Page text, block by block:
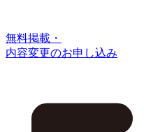
無料掲載・
内容変更のお申し込み